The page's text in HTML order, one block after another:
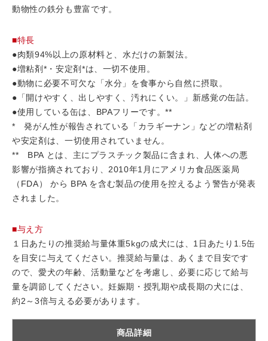
動物性の鉄分も豊富です。
■特長
●肉類94%以上の原材料と、水だけの新製法。
●増粘剤*・安定剤*は、一切不使用。
●動物に必要不可欠な「水分」を食事から自然に摂取。
●「開けやすく、出しやすく、汚れにくい。」新感覚の缶詰。
●使用している缶は、BPAフリーです。**
* 発がん性が報告されている「カラギーナン」などの増粘剤
や安定剤は、一切使用されていません。
** BPA とは、主にプラスチック製品に含まれ、人体への悪
影響が指摘されており、2010年1月にアメリカ食品医薬局
（FDA） から BPA を含む製品の使用を控えるよう警告が発表
されました。
■与え方
１日あたりの推奨給与量体重5kgの成犬には、1日あたり1.5缶
を目安に与えてください。推奨給与量は、あくまで目安です
ので、愛犬の年齢、活動量などを考慮し、必要に応じて給与
量を調節してください。妊娠期・授乳期や成長期の犬には、
約2～3倍与える必要があります。
商品詳細